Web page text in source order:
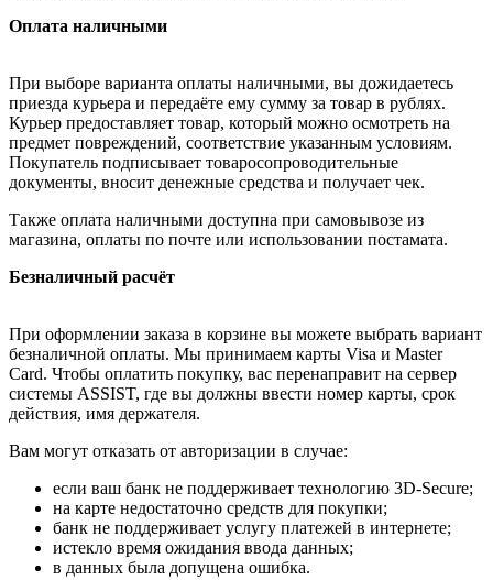
Оплата наличными
При выборе варианта оплаты наличными, вы дожидаетесь
приезда курьера и передаёте ему сумму за товар в рублях.
Курьер предоставляет товар, который можно осмотреть на
предмет повреждений, соответствие указанным условиям.
Покупатель подписывает товаросопроводительные
документы, вносит денежные средства и получает чек.
Также оплата наличными доступна при самовывозе из
магазина, оплаты по почте или использовании постамата.
Безналичный расчёт
При оформлении заказа в корзине вы можете выбрать вариант
безналичной оплаты. Мы принимаем карты Visa и Master
Card. Чтобы оплатить покупку, вас перенаправит на сервер
системы ASSIST, где вы должны ввести номер карты, срок
действия, имя держателя.
Вам могут отказать от авторизации в случае:
если ваш банк не поддерживает технологию 3D-Secure;
на карте недостаточно средств для покупки;
банк не поддерживает услугу платежей в интернете;
истекло время ожидания ввода данных;
в данных была допущена ошибка.